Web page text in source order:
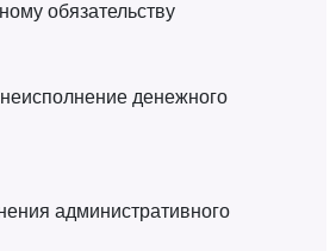
обязательству
денежного
административного